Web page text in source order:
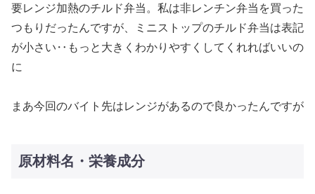
要レンジ加熱のチルド弁当。私は非レンチン弁当を買った
つもりだったんですが、ミニストップのチルド弁当は表記
が小さい‥もっと大きくわかりやすくしてくれればいいの
に
まあ今回のバイト先はレンジがあるので良かったんですが
原材料名・栄養成分